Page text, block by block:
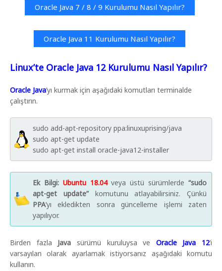
Oracle Java 7 / 8 / 9 Kurulumu Nasıl Yapılır?
Oracle Java 11 Kurulumu Nasıl Yapılır?
Linux’te Oracle Java 12 Kurulumu Nasıl Yapılır?
Oracle Java’yı kurmak için aşağıdaki komutları terminalde
çalıştırın.
sudo add-apt-repository ppa:linuxuprising/java
sudo apt-get update
sudo apt-get install oracle-java12-installer
Ek Bilgi: Ubuntu 18.04veya üstü sürümlerde“sudo
apt-get update”komutunu atlayabilirsiniz. Çünkü
PPA’yı ekledikten sonra güncelleme işlemi zaten
yapılıyor.
Birden fazla Java sürümü kuruluysa ve Oracle Java 12’i
varsayılan olarak ayarlamak istiyorsanız aşağıdaki komutu
kullanın.